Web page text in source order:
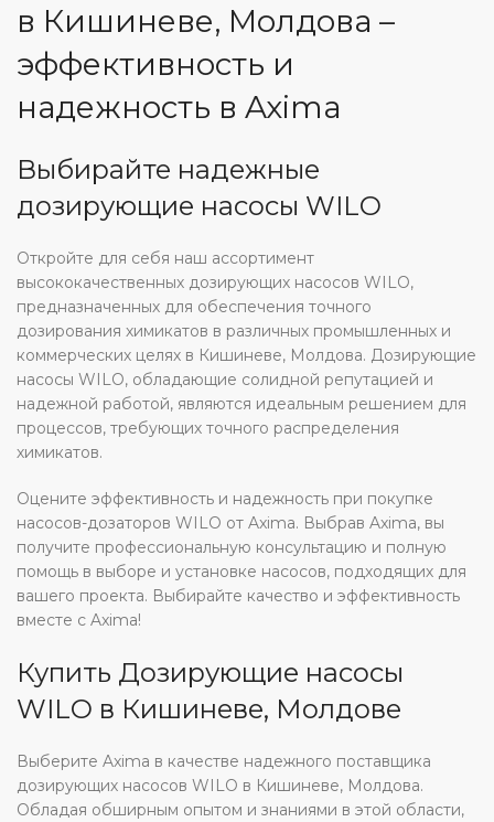
в Кишиневе, Молдова –
эффективность и
надежность в Axima
Выбирайте надежные
дозирующие насосы WILO
Откройте для себя наш ассортимент
высококачественных дозирующих насосов WILO,
предназначенных для обеспечения точного
дозирования химикатов в различных промышленных и
коммерческих целях в Кишиневе, Молдова. Дозирующие
насосы WILO, обладающие солидной репутацией и
надежной работой, являются идеальным решением для
процессов, требующих точного распределения
химикатов.
Оцените эффективность и надежность при покупке
насосов-дозаторов WILO от Axima. Выбрав Axima, вы
получите профессиональную консультацию и полную
помощь в выборе и установке насосов, подходящих для
вашего проекта. Выбирайте качество и эффективность
вместе с Axima!
Купить Дозирующие насосы
WILO в Кишиневе, Молдове
Выберите Axima в качестве надежного поставщика
дозирующих насосов WILO в Кишиневе, Молдова.
Обладая обширным опытом и знаниями в этой области,